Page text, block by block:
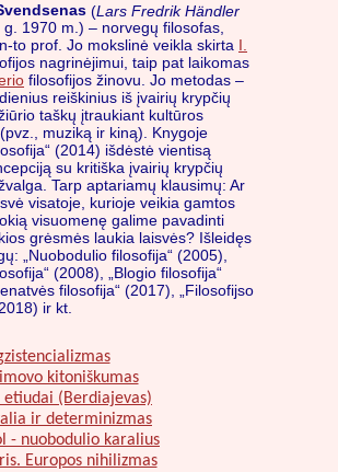
(Lars Fredrik Händler
g. 1970 m.) – norvegų filosofas,
to prof. Jo mokslinė veikla skirta I.
nagrinėjimui, taip pat laikomas
filosofijos žinovu. Jo metodas –
reiškinius iš įvairių krypčių
taškų įtraukiant kultūros
muziką ir kiną). Knygoje
(2014) išdėstė vientisą
su kritiška įvairių krypčių
Tarp aptariamų klausimų: Ar
visatoje, kurioje veikia gamtos
visuomenę galime pavadinti
grėsmės laukia laisvės? Išleidęs
„Nuobodulio filosofija“ (2005),
(2008), „Blogio filosofija“
filosofija“ (2017), „Filosofijso
ir kt.
kitoniškumas
(Berdiajevas)
ir determinizmas
- nuobodulio karalius
Europos nihilizmas